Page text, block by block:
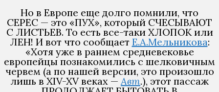
Но в Европе еще долго помнили, что
СЕРЕС — это «ПУХ», который СЧЕСЫВАЮТ
С ЛИСТЬЕВ. То есть все-таки ХЛОПОК или
ЛЕН! И вот что сообщает Е.А.Мельникова:
«Хотя уже в раннем средневековье
европейцы познакомились с шелковичным
червем (а по нашей версии, это произошло
лишь в XIV-XV веках —Авт.), этот пассаж